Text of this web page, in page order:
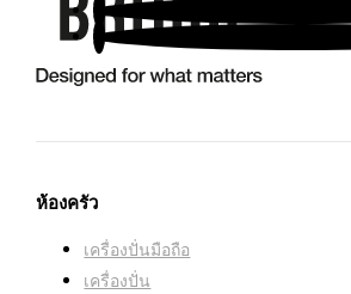
ห้องครัว
เครื่องปั่นมือถือ
เครื่องปั่น